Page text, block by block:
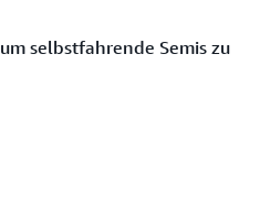
selbstfahrende Semis zu